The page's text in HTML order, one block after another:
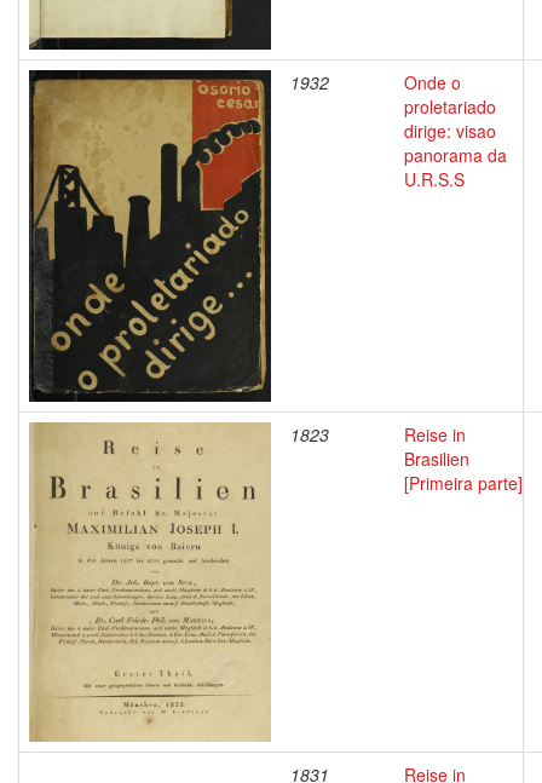
1932
Onde o
proletariado
dirige: visao
panorama da
U.R.S.S
1823
Reise in
Brasilien
[Primeira parte]
1831 Reise in